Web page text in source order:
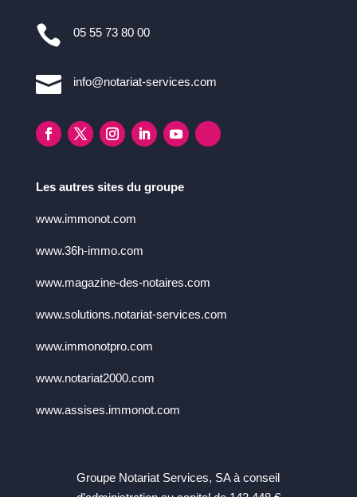
 05 55 73 80 00
 info@notariat-services.com
Les autres sites du groupe
www.immonot.com
www.36h-immo.com
www.magazine-des-notaires.com
www.solutions.notariat-services.com
www.immonotpro.com
www.notariat2000.com
www.assises.immonot.com
Groupe Notariat Services, SA à conseil